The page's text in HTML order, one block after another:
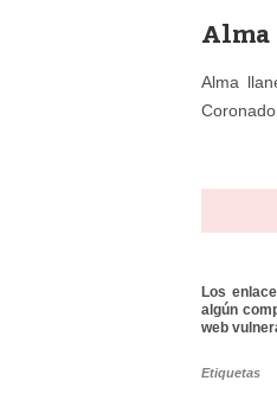
Alma
Alma
Los
algún
web
Etiquetas